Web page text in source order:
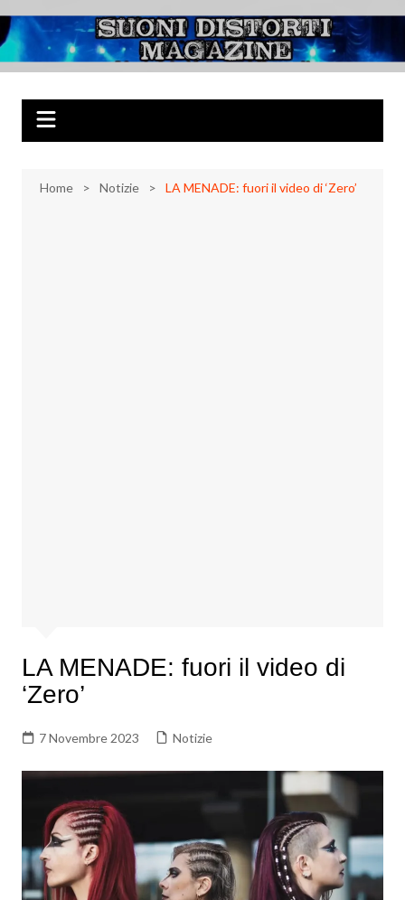
al
contenuto
Suoni Distorti
Magazine
Musica Rock, Metal, Punk e varie sonorità alternative
Home Notizie LA MENADE: fuori il video di ‘Zero’
LA MENADE: fuori il video di
‘Zero’
7 Novembre 2023 Notizie